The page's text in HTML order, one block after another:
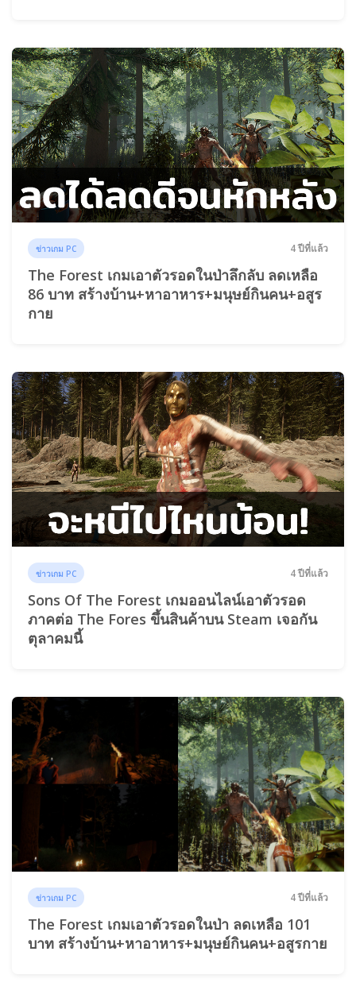
ข่าวเกม PC 4 ปีที่แล้ว
The Forest เกมเอาตัวรอดในป่าลึกลับ ลดเหลือ
86 บาท สร้างบ้าน+หาอาหาร+มนุษย์กินคน+อสูร
กาย
ข่าวเกม PC 4 ปีที่แล้ว
Sons Of The Forest เกมออนไลน์เอาตัวรอด
ภาคต่อ The Fores ขึ้นสินค้าบน Steam เจอกัน
ตุลาคมนี้
ข่าวเกม PC 4 ปีที่แล้ว
The Forest เกมเอาตัวรอดในป่า ลดเหลือ 101
บาท สร้างบ้าน+หาอาหาร+มนุษย์กินคน+อสูรกาย